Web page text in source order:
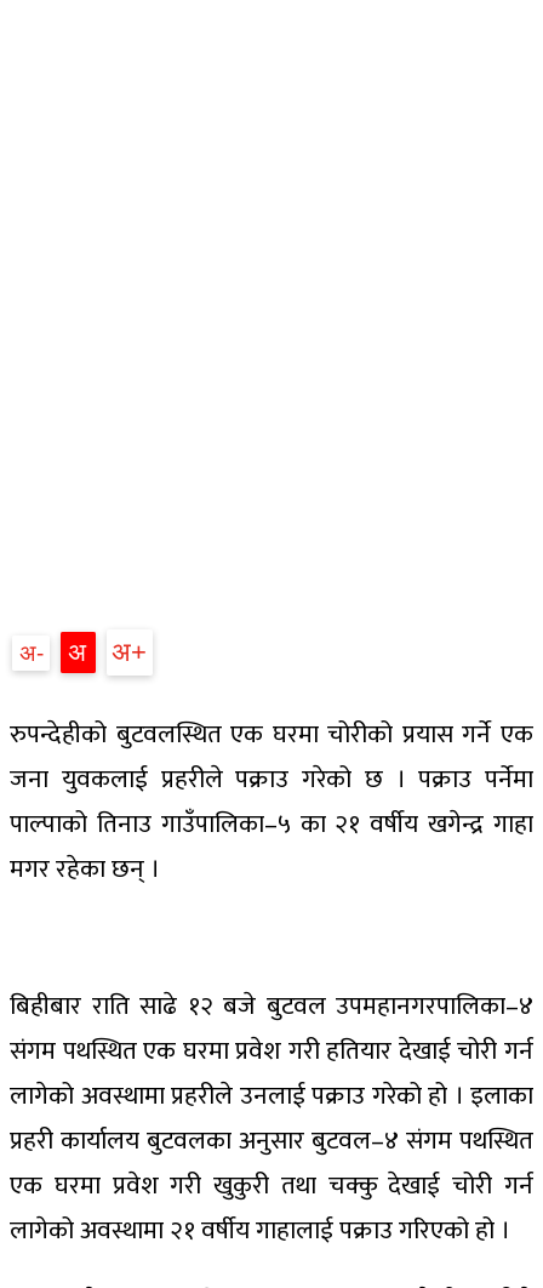
अ- अ अ+
रुपन्देहीको बुटवलस्थित एक घरमा चोरीको प्रयास गर्ने एक
जना युवकलाई प्रहरीले पक्राउ गरेको छ । पक्राउ पर्नेमा
पाल्पाको तिनाउ गाउँपालिका–५ का २१ वर्षीय खगेन्द्र गाहा
मगर रहेका छन् ।
बिहीबार राति साढे १२ बजे बुटवल उपमहानगरपालिका–४
संगम पथस्थित एक घरमा प्रवेश गरी हतियार देखाई चोरी गर्न
लागेको अवस्थामा प्रहरीले उनलाई पक्राउ गरेको हो । इलाका
प्रहरी कार्यालय बुटवलका अनुसार बुटवल–४ संगम पथस्थित
एक घरमा प्रवेश गरी खुकुरी तथा चक्कु देखाई चोरी गर्न
लागेको अवस्थामा २१ वर्षीय गाहालाई पक्राउ गरिएको हो ।